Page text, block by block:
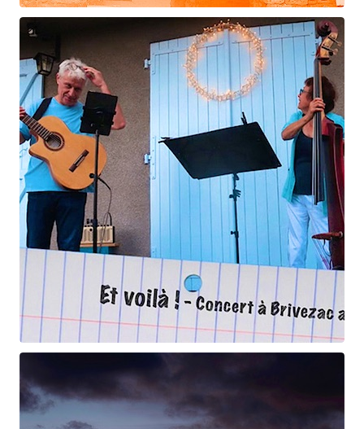
Claude Debussy
La puerta del vino
Geneviève Cabannes - Francis Gorgé